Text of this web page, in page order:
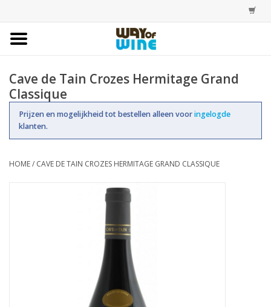
Bestellingen
Assortiment
Trainingen
Cave de Tain Crozes Hermitage Grand
Classique
Prijzen en mogelijkheid tot bestellen alleen vooringelogde
klanten.
HOME/ CAVE DE TAIN CROZES HERMITAGE GRAND CLASSIQUE